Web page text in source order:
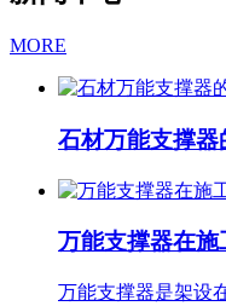
MORE
石材万能支撑
万能支撑器在
万能支撑器是架设